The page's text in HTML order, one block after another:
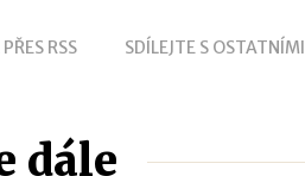
RSS SDÍLEJTE S OSTATNÍMI
dále